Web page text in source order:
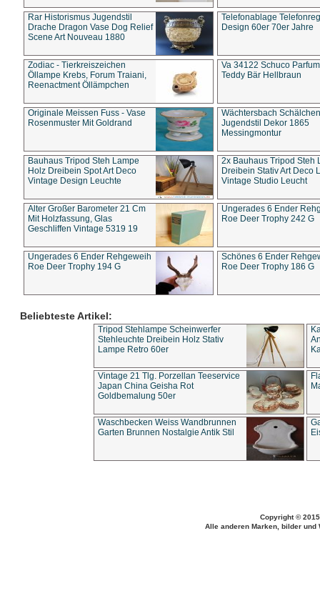
Rar Historismus Jugendstil
Drache Dragon Vase Dog Relief
Scene Art Nouveau 1880
Telefonablage
Design 60er 70er Jahre
Zodiac - Tierkreiszeichen
Öllampe Krebs, Forum Traiani,
Reenactment Öllämpchen
Va 34122 Schuco
Teddy Bär Hellbraun
Originale Meissen Fuss - Vase
Rosenmuster Mit Goldrand
Wächtersbach Schälchen
Jugendstil Dekor 1865
Messingmontur
Bauhaus Tripod Steh Lampe
Holz Dreibein Spot Art Deco
Vintage Design Leuchte
2x Bauhaus Tripod Steh
Dreibein Stativ Art Deco
Vintage Studio Leucht
Alter Großer Barometer 21 Cm
Mit Holzfassung, Glas
Geschliffen Vintage 5319 19
Ungerades 6 Ender
Roe Deer Trophy 242 G
Ungerades 6 Ender Rehgeweih
Roe Deer Trophy 194 G
Schönes 6 Ender
Roe Deer Trophy 186 G
Beliebteste Artikel:
Tripod Stehlampe Scheinwerfer
Stehleuchte Dreibein Holz Stativ
Lampe Retro 60er
Vintage 21 Tlg. Porzellan Teeservice
Japan China Geisha Rot
Goldbemalung 50er
Waschbecken Weiss Wandbrunnen
Garten Brunnen Nostalgie Antik Stil
Copyright ©
Alle anderen Marken, bilder und